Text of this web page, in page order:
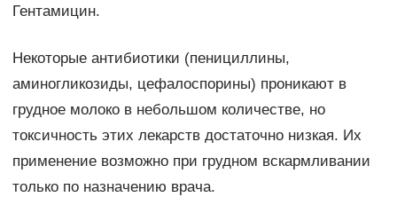
Гентамицин.
Некоторые антибиотики (пенициллины,
аминогликозиды, цефалоспорины) проникают в
грудное молоко в небольшом количестве, но
токсичность этих лекарств достаточно низкая. Их
применение возможно при грудном вскармливании
только по назначению врача.